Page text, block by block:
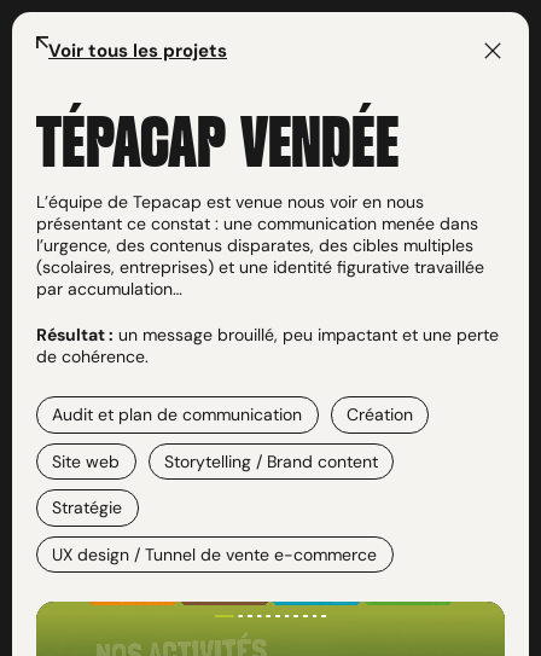
Voir tous les projets
TÉPACAP VENDÉE
L’équipe de Tepacap est venue nous voir en nous
présentant ce constat : une communication menée dans
l’urgence, des contenus disparates, des cibles multiples
(scolaires, entreprises) et une identité figurative travaillée
par accumulation…
Résultat : un message brouillé, peu impactant et une perte
de cohérence.
Audit et plan de communication Création
Site web Storytelling / Brand content
Stratégie
UX design / Tunnel de vente e-commerce